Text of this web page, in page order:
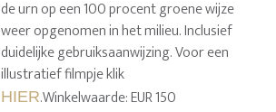
de urn op een 100 procent groene wijze
weer opgenomen in het milieu. Inclusief
duidelijke gebruiksaanwijzing. Voor een
illustratief filmpje klik
HIER.Winkelwaarde: EUR 150